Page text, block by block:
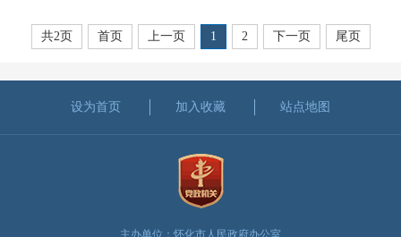
共2页 首页 上一页 1 2 下一页 尾页
设为首页 加入收藏 站点地图
主办单位：怀化市人民政府办公室